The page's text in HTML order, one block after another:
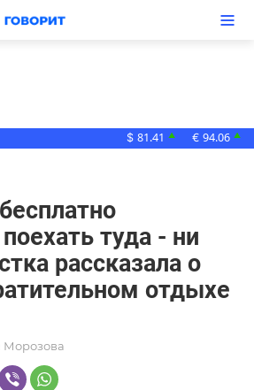
$ 81.41 ▲ € 94.06 ▲
туда - ни
рассказала о
отдыхе
Морозова